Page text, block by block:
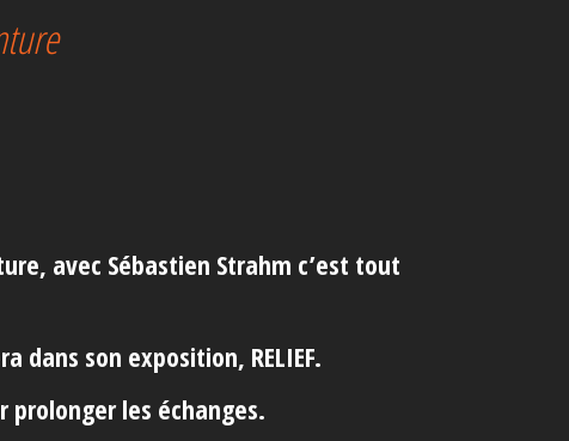
avec Sébastien Strahm c’est tout
son exposition, RELIEF.
les échanges.